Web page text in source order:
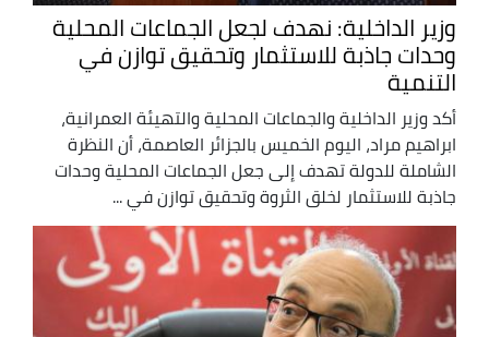
وزير الداخلية: نهدف لجعل الجماعات المحلية
وحدات جاذبة للاستثمار وتحقيق توازن في
التنمية
أكد وزير الداخلية والجماعات المحلية والتهيئة العمرانية،
ابراهيم مراد، اليوم الخميس بالجزائر العاصمة، أن النظرة
الشاملة للدولة تهدف إلى جعل الجماعات المحلية وحدات
جاذبة للاستثمار لخلق الثروة وتحقيق توازن في ...